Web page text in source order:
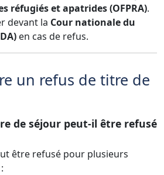
réfugiés et apatrides (OFPRA).
devant la Cour nationale du
en cas de refus.
un refus de titre de
de séjour peut-il être refusé
être refusé pour plusieurs